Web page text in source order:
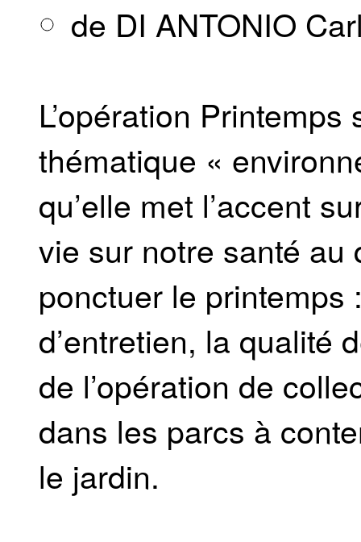
de DI ANTONIO
L’opération
thématique «
qu’elle met l’accent
vie sur notre santé au
ponctuer le printemps
d’entretien, la qualité
de l’opération de
dans les parcs à
le jardin.